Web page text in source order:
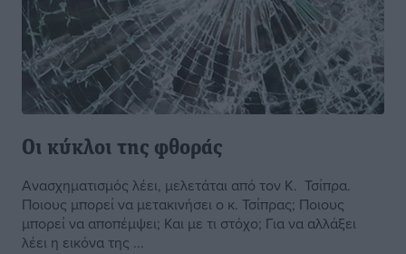
Οι κύκλοι της φθοράς
Ανασχηματισμός λέει, μελετάται από τον Κ. Τσίπρα.
Ποιους μπορεί να μετακινήσει ο κ. Τσίπρας; Ποιους
μπορεί να αποπέμψει; Και με τι στόχο; Για να αλλάξει
λέει η εικόνα της ...